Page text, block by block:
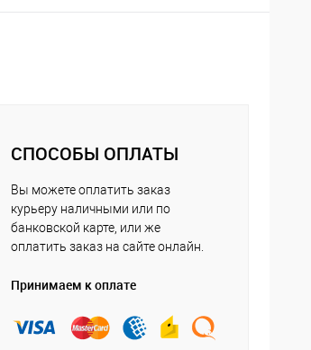
СПОСОБЫ ОПЛАТЫ
Вы можете оплатить заказ
курьеру наличными или по
банковской карте, или же
оплатить заказ на сайте онлайн.
Принимаем к оплате